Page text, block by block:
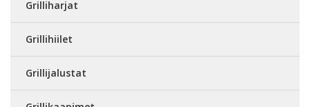
Grilliharjat
Grillihiilet
Grillijalustat